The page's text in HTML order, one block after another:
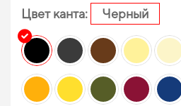
Цвет канта: Черный